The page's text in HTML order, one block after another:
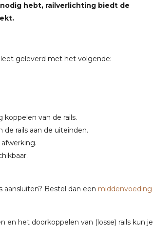
hebt, railverlichting biedt de
geleverd met het volgende:
van de rails.
de rails aan de uiteinden.
Bestel dan een middenvoeding
en het doorkoppelen van (losse) rails kun je